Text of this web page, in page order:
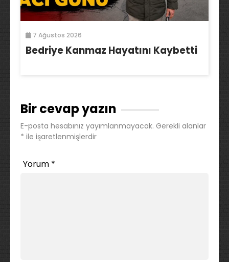
7 Ağustos 2026
Bedriye Kanmaz Hayatını Kaybetti
Bir cevap yazın
E-posta hesabınız yayımlanmayacak. Gerekli alanlar
* ile işaretlenmişlerdir
Yorum *